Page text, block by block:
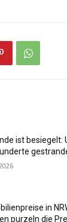
ist
in
purzeln die